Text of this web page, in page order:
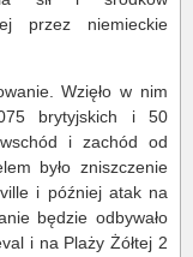
przez niemieckie
Wzięło w nim
brytyjskich i 50
i zachód od
było zniszczenie
i później atak na
będzie odbywało
i na Plaży Żółtej 2